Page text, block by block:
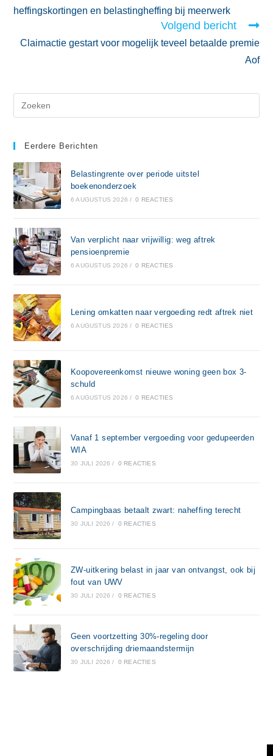
heffingskortingen en belastingheffing bij meerwerk
Volgend bericht
Claimactie gestart voor mogelijk teveel betaalde premie
Aof
Eerdere Berichten
Belastingrente over periode uitstel
boekenonderzoek
6 AUGUSTUS 2026 / 0 REACTIES
Van verplicht naar vrijwillig: weg aftrek
pensioenpremie
6 AUGUSTUS 2026 / 0 REACTIES
Lening omkatten naar vergoeding redt aftrek niet
6 AUGUSTUS 2026 / 0 REACTIES
Koopovereenkomst nieuwe woning geen box 3-
schuld
6 AUGUSTUS 2026 / 0 REACTIES
Vanaf 1 september vergoeding voor gedupeerden
WIA
30 JULI 2026 / 0 REACTIES
Campingbaas betaalt zwart: naheffing terecht
30 JULI 2026 / 0 REACTIES
ZW-uitkering belast in jaar van ontvangst, ook bij
fout van UWV
30 JULI 2026 / 0 REACTIES
Geen voortzetting 30%-regeling door
overschrijding driemaandstermijn
30 JULI 2026 / 0 REACTIES